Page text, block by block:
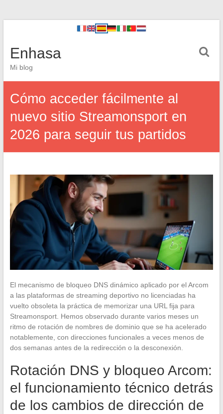
Enhasa
Mi blog
Cómo acceder fácilmente al
nuevo sitio Streamonsport en
2026 para seguir tus partidos
El mecanismo de bloqueo DNS dinámico aplicado por el Arcom
a las plataformas de streaming deportivo no licenciadas ha
vuelto obsoleta la práctica de memorizar una URL fija para
Streamonsport. Hemos observado durante varios meses un
ritmo de rotación de nombres de dominio que se ha acelerado
notablemente, con direcciones funcionales a veces menos de
dos semanas antes de la redirección o la desconexión.
Rotación DNS y bloqueo Arcom:
el funcionamiento técnico detrás
de los cambios de dirección de